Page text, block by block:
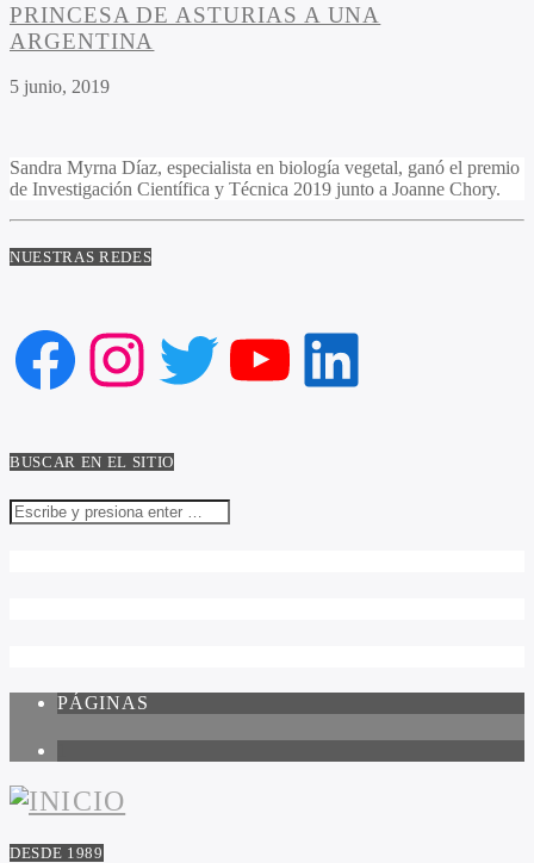
PRINCESA DE ASTURIAS A UNA
ARGENTINA
5 junio, 2019
Sandra Myrna Díaz, especialista en biología vegetal, ganó el premio
de Investigación Científica y Técnica 2019 junto a Joanne Chory.
NUESTRAS REDES
Facebook
Instagram
Twitter
YouTube
LinkedIn
BUSCAR EN EL SITIO
PÁGINAS
DESDE 1989